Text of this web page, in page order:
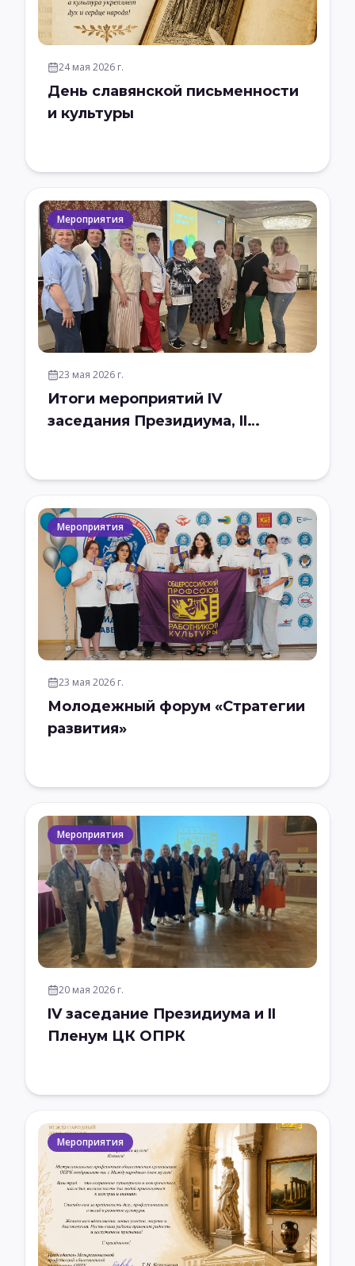
24 мая 2026 г.
День славянской письменности
и культуры
Мероприятия
23 мая 2026 г.
Итоги мероприятий IV
заседания Президиума, II
Мероприятия
23 мая 2026 г.
Молодежный форум «Стратегии
развития»
Мероприятия
20 мая 2026 г.
IV заседание Президиума и II
Пленум ЦК ОПРК
Мероприятия